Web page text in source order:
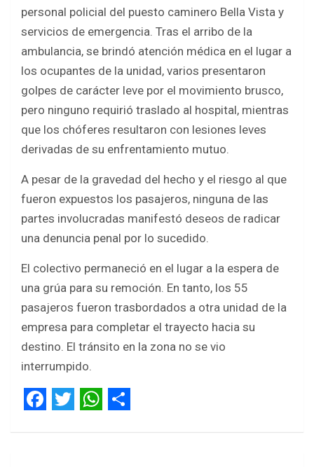
personal policial del puesto caminero Bella Vista y
servicios de emergencia. Tras el arribo de la
ambulancia, se brindó atención médica en el lugar a
los ocupantes de la unidad, varios presentaron
golpes de carácter leve por el movimiento brusco,
pero ninguno requirió traslado al hospital, mientras
que los chóferes resultaron con lesiones leves
derivadas de su enfrentamiento mutuo.
A pesar de la gravedad del hecho y el riesgo al que
fueron expuestos los pasajeros, ninguna de las
partes involucradas manifestó deseos de radicar
una denuncia penal por lo sucedido.
El colectivo permaneció en el lugar a la espera de
una grúa para su remoción. En tanto, los 55
pasajeros fueron trasbordados a otra unidad de la
empresa para completar el trayecto hacia su
destino. El tránsito en la zona no se vio
interrumpido.